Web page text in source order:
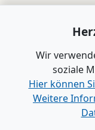
Wir
soziale
Hier können
Weitere